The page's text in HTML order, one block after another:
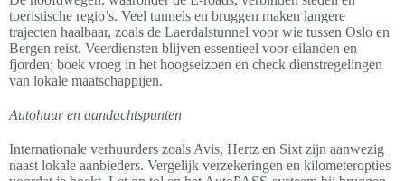
toeristische regio’s. Veel tunnels en bruggen maken langere
trajecten haalbaar, zoals de Laerdalstunnel voor wie tussen Oslo en
Bergen reist. Veerdiensten blijven essentieel voor eilanden en
fjorden; boek vroeg in het hoogseizoen en check dienstregelingen
van lokale maatschappijen.
Autohuur en aandachtspunten
Internationale verhuurders zoals Avis, Hertz en Sixt zijn aanwezig
naast lokale aanbieders. Vergelijk verzekeringen en kilometeropties